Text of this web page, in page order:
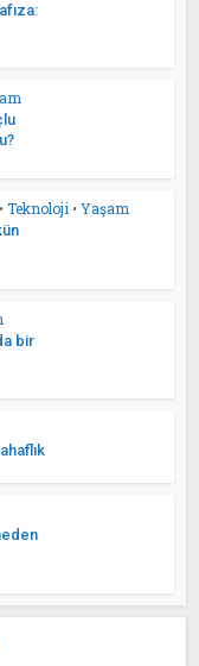
• Teknoloji • Yaşam
bir